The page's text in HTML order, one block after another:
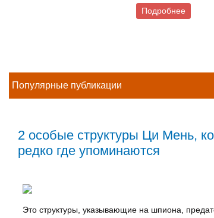
Подробнее
Популярные публикации
2 особые структуры Ци Мень,
редко где упоминаются
Это структуры, указывающие на шпиона,